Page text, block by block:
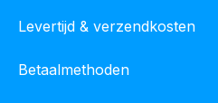
Levertijd & verzendkosten
Betaalmethoden